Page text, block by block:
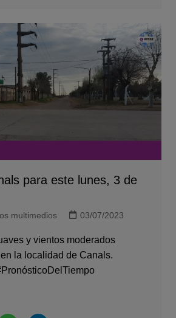
para este lunes, 3 de
multimedios 03/07/2023
y vientos moderados
la localidad de Canals.